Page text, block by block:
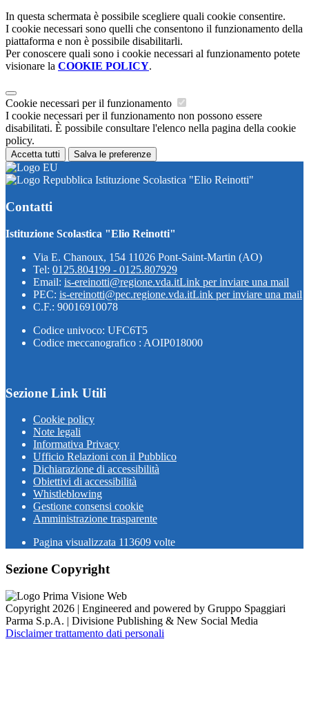
In questa schermata è possibile scegliere quali cookie consentire.
I cookie necessari sono quelli che consentono il funzionamento della
piattaforma e non è possibile disabilitarli.
Per conoscere quali sono i cookie necessari al funzionamento potete
visionare la COOKIE POLICY.
Cookie necessari per il funzionamento
I cookie necessari per il funzionamento non possono essere
disabilitati. È possibile consultare l'elenco nella pagina della cookie
policy.
Accetta tutti Salva le preferenze
Istituzione Scolastica "Elio Reinotti"
Contatti
Istituzione Scolastica "Elio Reinotti"
Via E. Chanoux, 154 11026 Pont-Saint-Martin (AO)
Tel: 0125.804199 - 0125.807929
Email: is-ereinotti@regione.vda.itLink per inviare una mail
PEC: is-ereinotti@pec.regione.vda.itLink per inviare una mail
C.F.: 90016910078
Codice univoco: UFC6T5
Codice meccanografico : AOIP018000
Sezione Link Utili
Cookie policy
Note legali
Informativa Privacy
Ufficio Relazioni con il Pubblico
Dichiarazione di accessibilità
Obiettivi di accessibilità
Whistleblowing
Gestione consensi cookie
Amministrazione trasparente
Pagina visualizzata 113609 volte
Sezione Copyright
Copyright 2026 | Engineered and powered by Gruppo Spaggiari
Parma S.p.A. | Divisione Publishing & New Social Media
Disclaimer trattamento dati personali